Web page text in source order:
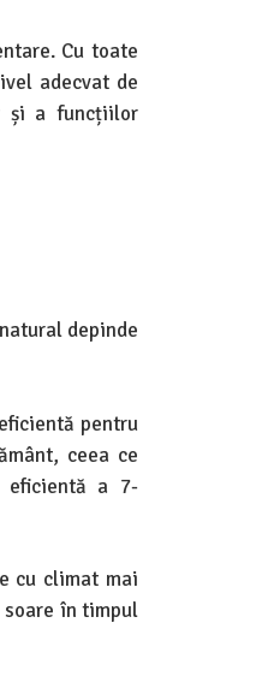
Cu toate
adecvat de
și a funcțiilor
depinde
pentru
ceea ce
eficientă a 7-
cu climat mai
în timpul